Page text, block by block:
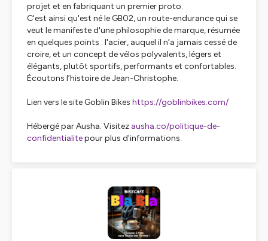
projet et en fabriquant un premier proto.
C'est ainsi qu'est né le GB02, un route-endurance qui se
veut le manifeste d'une philosophie de marque, résumée
en quelques points : l'acier, auquel il n’a jamais cessé de
croire, et un concept de vélos polyvalents, légers et
élégants, plutôt sportifs, performants et confortables.
Écoutons l’histoire de Jean-Christophe.
Lien vers le site Goblin Bikes https://goblinbikes.com/
Hébergé par Ausha. Visitez ausha.co/politique-de-
confidentialitepour plus d'informations.